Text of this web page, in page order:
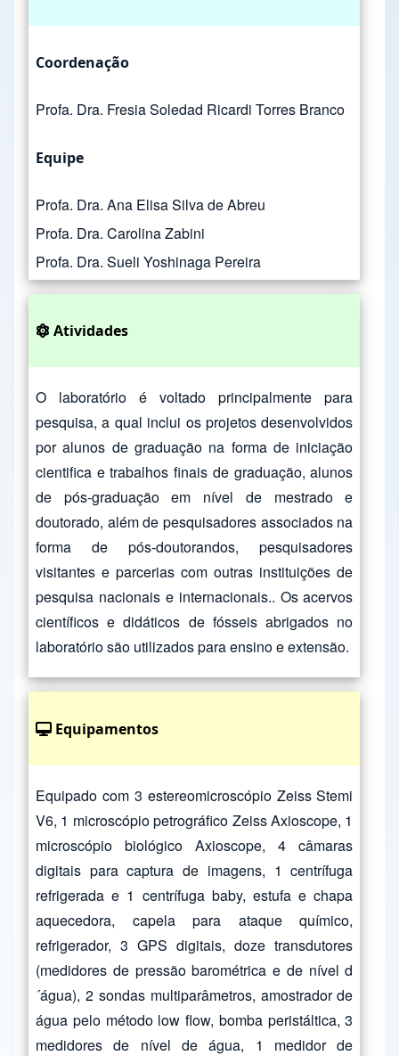
Coordenação
Profa. Dra. Fresia Soledad Ricardi Torres Branco
Equipe
Profa. Dra. Ana Elisa Silva de Abreu
Profa. Dra. Carolina Zabini
Profa. Dra. Sueli Yoshinaga Pereira
Atividades
O laboratório é voltado principalmente para
pesquisa, a qual inclui os projetos desenvolvidos
por alunos de graduação na forma de iniciação
cientifica e trabalhos finais de graduação, alunos
de pós-graduação em nível de mestrado e
doutorado, além de pesquisadores associados na
forma de pós-doutorandos, pesquisadores
visitantes e parcerias com outras instituições de
pesquisa nacionais e internacionais.. Os acervos
científicos e didáticos de fósseis abrigados no
laboratório são utilizados para ensino e extensão.
Equipamentos
Equipado com 3 estereomicroscópio Zeiss Stemi
V6, 1 microscópio petrográfico Zeiss Axioscope, 1
microscópio biológico Axioscope, 4 câmaras
digitais para captura de imagens, 1 centrífuga
refrigerada e 1 centrífuga baby, estufa e chapa
aquecedora, capela para ataque químico,
refrigerador, 3 GPS digitais, doze transdutores
(medidores de pressão barométrica e de nível d
´água), 2 sondas multiparâmetros, amostrador de
água pelo método low flow, bomba peristáltica, 3
medidores de nível de água, 1 medidor de